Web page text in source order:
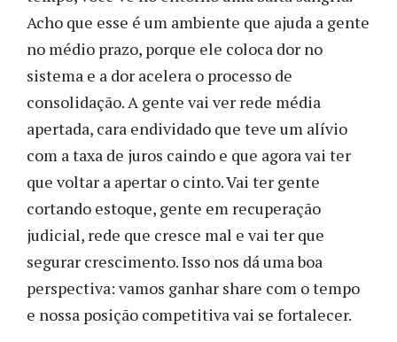
Acho que esse é um ambiente que ajuda a gente
no médio prazo, porque ele coloca dor no
sistema e a dor acelera o processo de
consolidação. A gente vai ver rede média
apertada, cara endividado que teve um alívio
com a taxa de juros caindo e que agora vai ter
que voltar a apertar o cinto. Vai ter gente
cortando estoque, gente em recuperação
judicial, rede que cresce mal e vai ter que
segurar crescimento. Isso nos dá uma boa
perspectiva: vamos ganhar share com o tempo
e nossa posição competitiva vai se fortalecer.